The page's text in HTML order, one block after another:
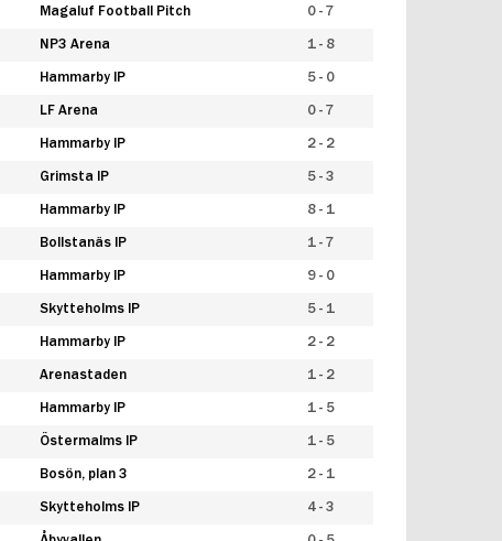
Magaluf Football Pitch 0 - 7
NP3 Arena 1 - 8
Hammarby IP 5 - 0
LF Arena 0 - 7
Hammarby IP 2 - 2
Grimsta IP 5 - 3
Hammarby IP 8 - 1
Bollstanäs IP 1 - 7
Hammarby IP 9 - 0
Skytteholms IP 5 - 1
Hammarby IP 2 - 2
Arenastaden 1 - 2
Hammarby IP 1 - 5
Östermalms IP 1 - 5
Bosön, plan 3 2 - 1
Skytteholms IP 4 - 3